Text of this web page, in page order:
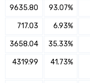
93.07%
9635.80
6.93%
717.03
35.33%
3658.04
41.73%
4319.99